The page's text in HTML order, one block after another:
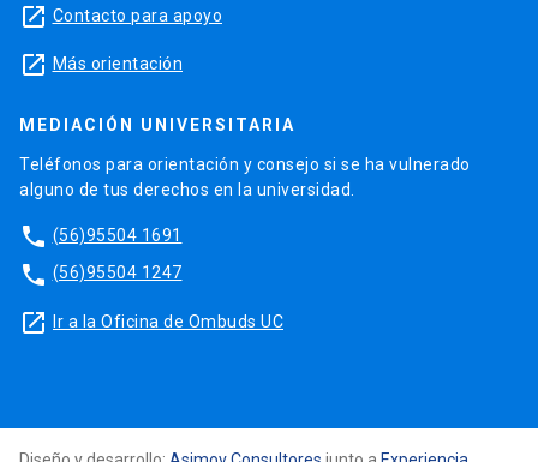
launch Contacto para apoyo
launch Más orientación
MEDIACIÓN UNIVERSITARIA
Teléfonos para orientación y consejo si se ha vulnerado
alguno de tus derechos en la universidad.
phone (56)95504 1691
phone (56)95504 1247
launch Ir a la Oficina de Ombuds UC